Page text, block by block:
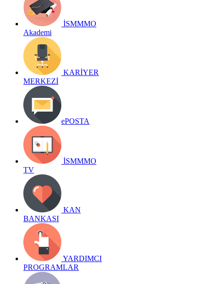
İSMMMO
Akademi
KARİYER
MERKEZİ
ePOSTA
İSMMMO
TV
KAN
BANKASI
YARDIMCI
PROGRAMLAR